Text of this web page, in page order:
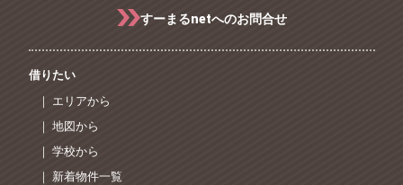
すーまるnetへのお問合せ
借りたい
｜ エリアから
｜ 地図から
｜ 学校から
｜ 新着物件一覧